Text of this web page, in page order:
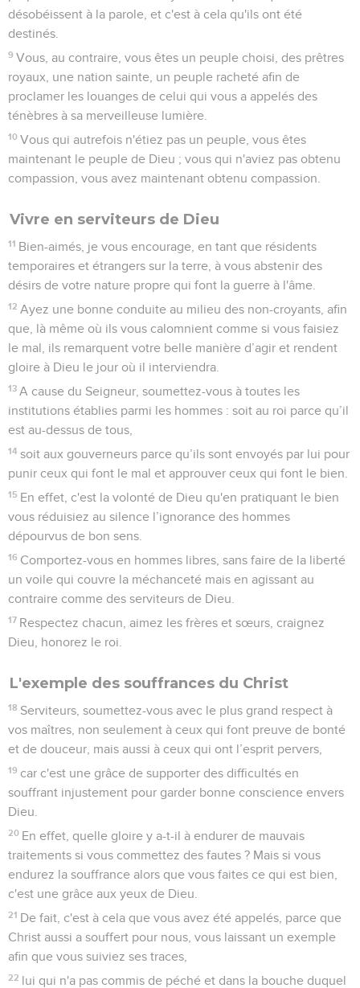
désobéissent à la parole, et c'est à cela qu'ils ont été
destinés.
9 Vous, au contraire, vous êtes un peuple choisi, des prêtres
royaux, une nation sainte, un peuple racheté afin de
proclamer les louanges de celui qui vous a appelés des
ténèbres à sa merveilleuse lumière.
10 Vous qui autrefois n'étiez pas un peuple, vous êtes
maintenant le peuple de Dieu ; vous qui n'aviez pas obtenu
compassion, vous avez maintenant obtenu compassion.
Vivre en serviteurs de Dieu
11 Bien-aimés, je vous encourage, en tant que résidents
temporaires et étrangers sur la terre, à vous abstenir des
désirs de votre nature propre qui font la guerre à l'âme.
12 Ayez une bonne conduite au milieu des non-croyants, afin
que, là même où ils vous calomnient comme si vous faisiez
le mal, ils remarquent votre belle manière d’agir et rendent
gloire à Dieu le jour où il interviendra.
13 A cause du Seigneur, soumettez-vous à toutes les
institutions établies parmi les hommes : soit au roi parce qu’il
est au-dessus de tous,
14 soit aux gouverneurs parce qu’ils sont envoyés par lui pour
punir ceux qui font le mal et approuver ceux qui font le bien.
15 En effet, c'est la volonté de Dieu qu'en pratiquant le bien
vous réduisiez au silence l’ignorance des hommes
dépourvus de bon sens.
16 Comportez-vous en hommes libres, sans faire de la liberté
un voile qui couvre la méchanceté mais en agissant au
contraire comme des serviteurs de Dieu.
17 Respectez chacun, aimez les frères et sœurs, craignez
Dieu, honorez le roi.
L'exemple des souffrances du Christ
18 Serviteurs, soumettez-vous avec le plus grand respect à
vos maîtres, non seulement à ceux qui font preuve de bonté
et de douceur, mais aussi à ceux qui ont l’esprit pervers,
19 car c'est une grâce de supporter des difficultés en
souffrant injustement pour garder bonne conscience envers
Dieu.
20 En effet, quelle gloire y a-t-il à endurer de mauvais
traitements si vous commettez des fautes ? Mais si vous
endurez la souffrance alors que vous faites ce qui est bien,
c'est une grâce aux yeux de Dieu.
21 De fait, c'est à cela que vous avez été appelés, parce que
Christ aussi a souffert pour nous, vous laissant un exemple
afin que vous suiviez ses traces,
22 lui qui n'a pas commis de péché et dans la bouche duquel